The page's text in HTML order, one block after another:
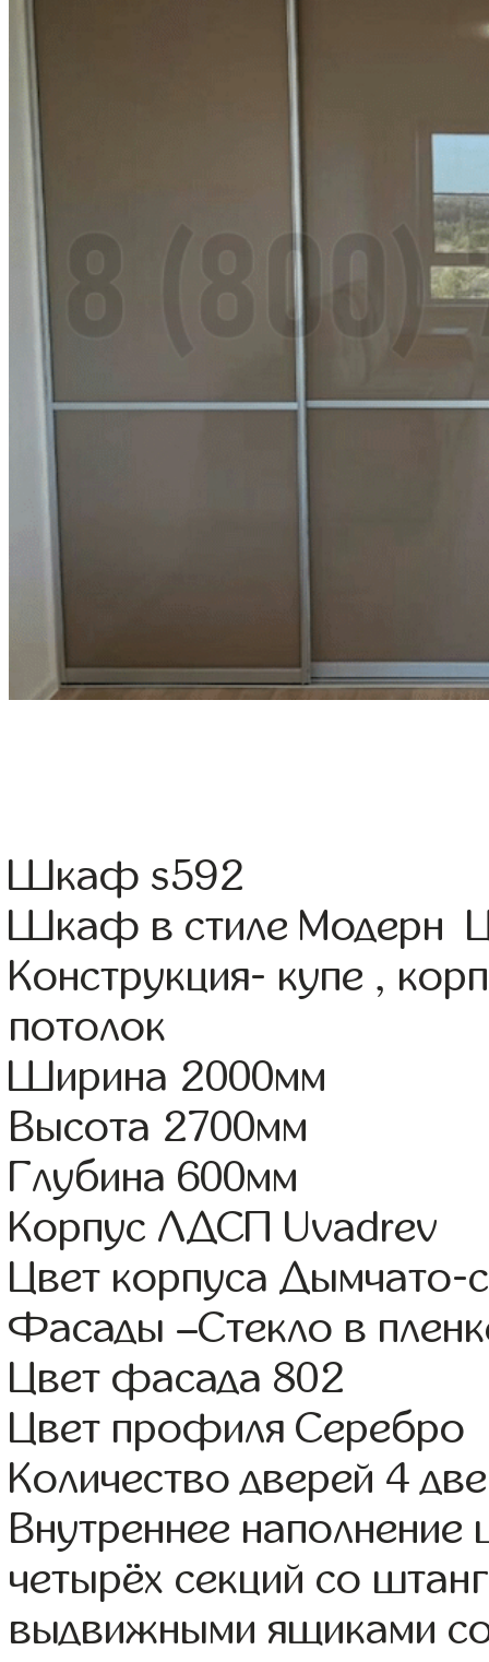
Шкаф s592
Шкаф в стиле Модерн
Конструкция- купе ,
потолок
Ширина 2000мм
Высота 2700мм
Глубина 600мм
Корпус ЛДСП Uvadrev
Цвет корпуса Дымчато-
Фасады –Стекло в
Цвет фасада 802
Цвет профиля Серебро
Количество дверей 4
Внутреннее
четырёх секций со
выдвижными ящиками